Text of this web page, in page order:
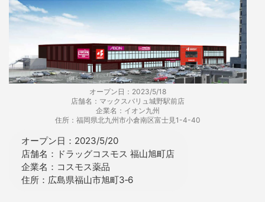
オープン日：2023/5/18
店舗名：マックスバリュ城野駅前店
企業名：イオン九州
住所：福岡県北九州市小倉南区富士見1-4-40
オープン日：2023/5/20
店舗名：ドラッグコスモス 福山旭町店
企業名：コスモス薬品
住所：広島県福山市旭町3‐6